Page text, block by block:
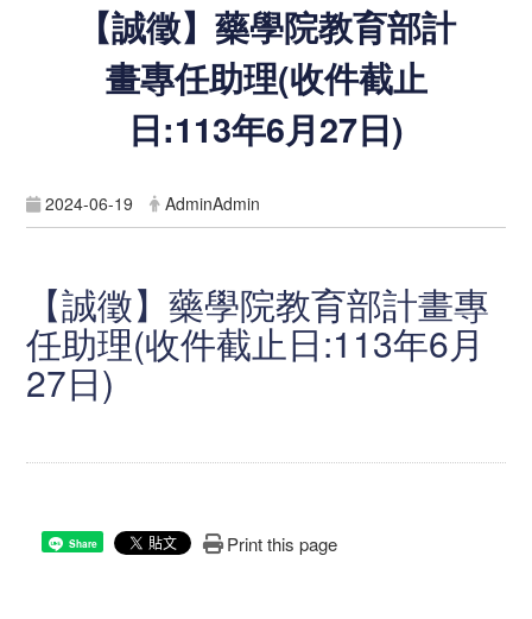
【誠徵】藥學院教育部計
畫專任助理(收件截止
日:113年6月27日)
2024-06-19 AdminAdmin
【誠徵】藥學院教育部計畫專
任助理(收件截止日:113年6月
27日)
Share Print this page